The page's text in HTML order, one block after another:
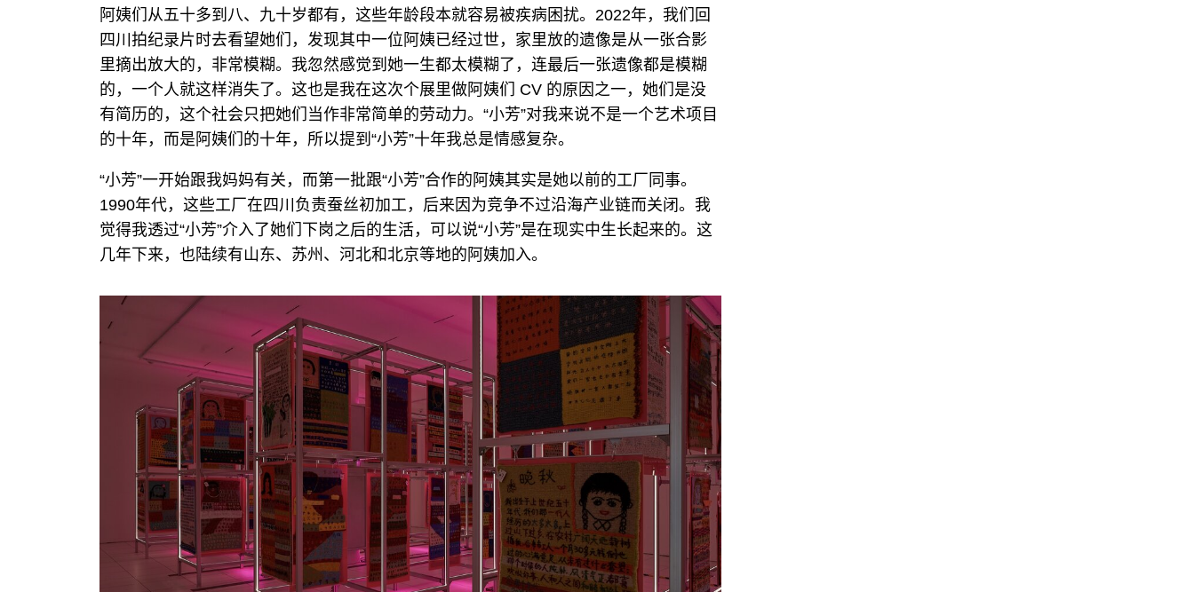
阿姨们从五十多到八、九十岁都有，这些年龄段本就容易被疾病困扰。2022年，我们回
四川拍纪录片时去看望她们，发现其中一位阿姨已经过世，家里放的遗像是从一张合影
里摘出放大的，非常模糊。我忽然感觉到她一生都太模糊了，连最后一张遗像都是模糊
的，一个人就这样消失了。这也是我在这次个展里做阿姨们 CV 的原因之一，她们是没
有简历的，这个社会只把她们当作非常简单的劳动力。“小芳”对我来说不是一个艺术项目
的十年，而是阿姨们的十年，所以提到“小芳”十年我总是情感复杂。
“小芳”一开始跟我妈妈有关，而第一批跟“小芳”合作的阿姨其实是她以前的工厂同事。
1990年代，这些工厂在四川负责蚕丝初加工，后来因为竞争不过沿海产业链而关闭。我
觉得我透过“小芳”介入了她们下岗之后的生活，可以说“小芳”是在现实中生长起来的。这
几年下来，也陆续有山东、苏州、河北和北京等地的阿姨加入。